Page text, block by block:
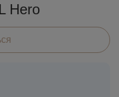
Hero